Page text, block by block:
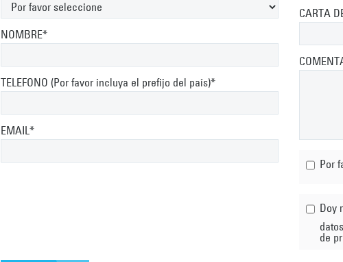
NOMBRE*
TELEFONO (Por favor incluya el prefijo del país)*
EMAIL*
CARTA
Por
de